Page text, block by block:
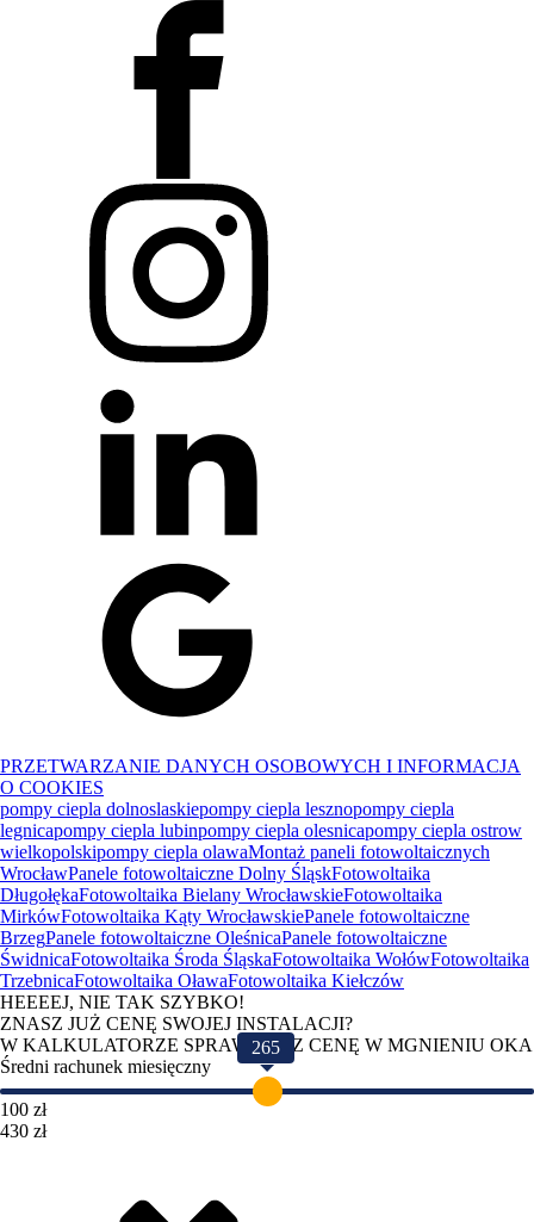
PRZETWARZANIE DANYCH OSOBOWYCH I INFORMACJA
O COOKIES
pompy ciepla dolnoslaskiepompy ciepla lesznopompy ciepla
legnicapompy ciepla lubinpompy ciepla olesnicapompy ciepla ostrow
wielkopolskipompy ciepla olawaMontaż paneli fotowoltaicznych
WrocławPanele fotowoltaiczne Dolny ŚląskFotowoltaika
DługołękaFotowoltaika Bielany WrocławskieFotowoltaika
MirkówFotowoltaika Kąty WrocławskiePanele fotowoltaiczne
BrzegPanele fotowoltaiczne OleśnicaPanele fotowoltaiczne
ŚwidnicaFotowoltaika Środa ŚląskaFotowoltaika WołówFotowoltaika
TrzebnicaFotowoltaika OławaFotowoltaika Kiełczów
HEEEEJ, NIE TAK SZYBKO!
ZNASZ JUŻ CENĘ SWOJEJ INSTALACJI?
W KALKULATORZE SPRAWDZISZ CENĘ W MGNIENIU OKA
Średni rachunek miesięczny
265
100 zł
430 zł